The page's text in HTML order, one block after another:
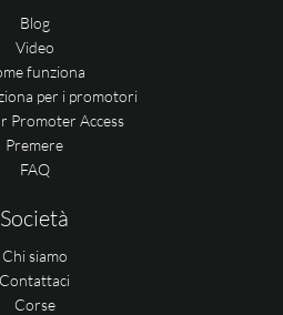
Blog
Video
funziona
per i promotori
Promoter Access
Premere
FAQ
Società
Chi siamo
Contattaci
Corse